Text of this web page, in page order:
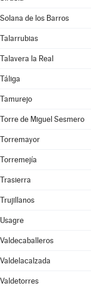
Solana de los Barros
Talarrubias
Talavera la Real
Táliga
Tamurejo
Torre de Miguel Sesmero
Torremayor
Torremejía
Trasierra
Trujillanos
Usagre
Valdecaballeros
Valdelacalzada
Valdetorres